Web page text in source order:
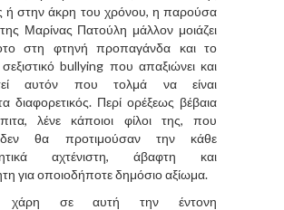
ή στην άκρη του χρόνου, η παρούσα
Μαρίνας Πατούλη μάλλον μοιάζει
στη φτηνή προπαγάνδα και το
bullying που απαξιώνει και
αυτόν που τολμά να είναι
διαφορετικός. Περί ορέξεως βέβαια
λένε κάποιοι φίλοι της, που
θα προτιμούσαν την κάθε
αχτένιστη, άβαφτη και
για οποιοδήποτε δημόσιο αξίωμα.
χάρη σε αυτή την έντονη